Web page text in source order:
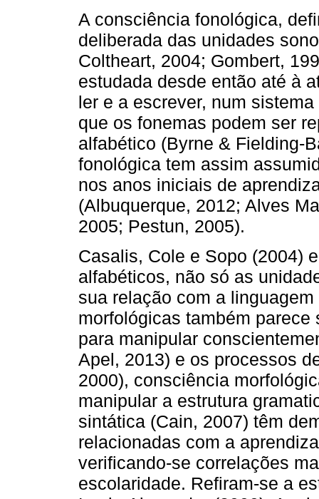
A consciência fonológica,
deliberada das unidades
Coltheart, 2004; Gombert,
estudada desde então até à
ler e a escrever, num
que os fonemas podem ser
alfabético (Byrne & Fielding-
fonológica tem assim
nos anos iniciais de
(Albuquerque, 2012; Alves
2005; Pestun, 2005).
Casalis, Cole e Sopo (2004)
alfabéticos, não só as
sua relação com a
morfológicas também parece
para manipular
Apel, 2013) e os processos
2000), consciência
manipular a estrutura
sintática (Cain, 2007) têm
relacionadas com a
verificando-se correlações
escolaridade. Refiram-se a